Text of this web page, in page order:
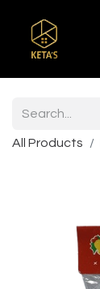
All Products